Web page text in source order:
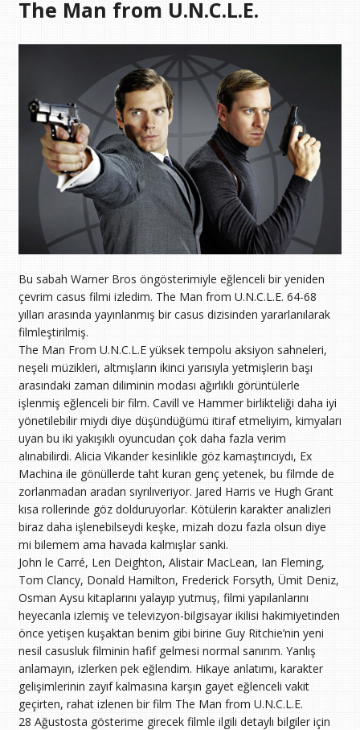
The Man from U.N.C.L.E.
Bu sabah Warner Bros öngösterimiyle eğlenceli bir yeniden
çevrim casus filmi izledim. The Man from U.N.C.L.E. 64-68
yılları arasında yayınlanmış bir casus dizisinden yararlanılarak
filmleştirilmiş.
The Man From U.N.C.L.E yüksek tempolu aksiyon sahneleri,
neşeli müzikleri, altmışların ikinci yarısıyla yetmişlerin başı
arasındaki zaman diliminin modası ağırlıklı görüntülerle
işlenmiş eğlenceli bir film. Cavill ve Hammer birlikteliği daha iyi
yönetilebilir miydi diye düşündüğümü itiraf etmeliyim, kimyaları
uyan bu iki yakışıklı oyuncudan çok daha fazla verim
alınabilirdi. Alicia Vikander kesinlikle göz kamaştırıcıydı, Ex
Machina ile gönüllerde taht kuran genç yetenek, bu filmde de
zorlanmadan aradan sıyrılıveriyor. Jared Harris ve Hugh Grant
kısa rollerinde göz dolduruyorlar. Kötülerin karakter analizleri
biraz daha işlenebilseydi keşke, mizah dozu fazla olsun diye
mi bilemem ama havada kalmışlar sanki.
John le Carré, Len Deighton, Alistair MacLean, Ian Fleming,
Tom Clancy, Donald Hamilton, Frederick Forsyth, Ümit Deniz,
Osman Aysu kitaplarını yalayıp yutmuş, filmi yapılanlarını
heyecanla izlemiş ve televizyon-bilgisayar ikilisi hakimiyetinden
önce yetişen kuşaktan benim gibi birine Guy Ritchie’nin yeni
nesil casusluk filminin hafif gelmesi normal sanırım. Yanlış
anlamayın, izlerken pek eğlendim. Hikaye anlatımı, karakter
gelişimlerinin zayıf kalmasına karşın gayet eğlenceli vakit
geçirten, rahat izlenen bir film The Man from U.N.C.L.E.
28 Ağustosta gösterime girecek filmle ilgili detaylı bilgiler için